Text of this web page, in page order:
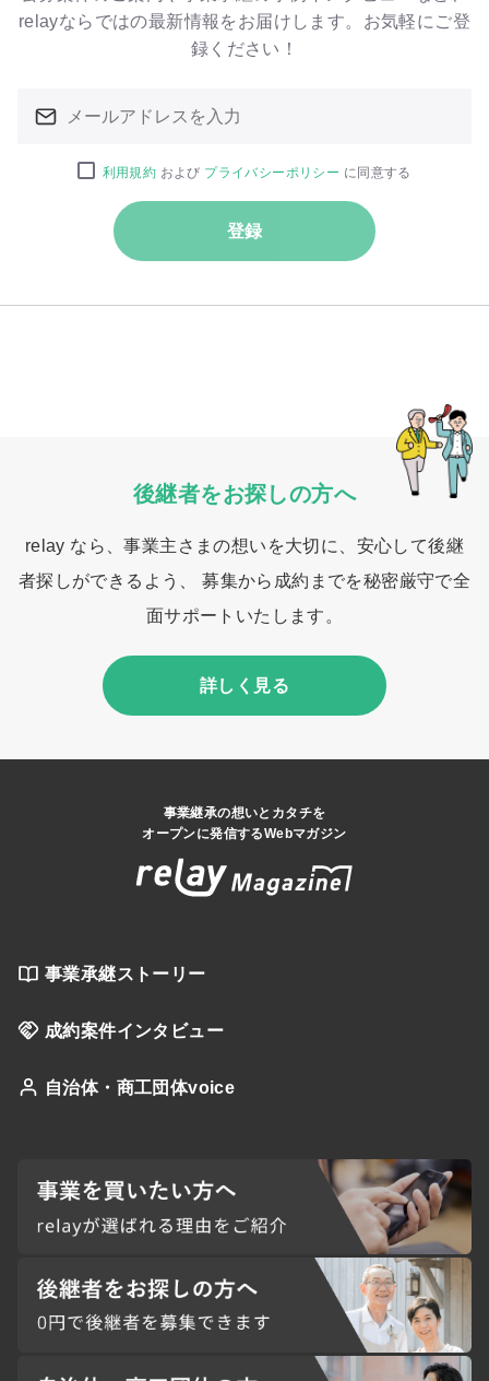
relayならではの最新情報をお届けします。お気軽にご登
録ください！
利用規約 および プライバシーポリシー に同意する
後継者をお探しの方へ
relay なら、事業主さまの想いを大切に、安心して後継
者探しができるよう、 募集から成約までを秘密厳守で全
面サポートいたします。
詳しく見る
事業継承の想いとカタチを
オープンに発信するWebマガジン
事業承継ストーリー
成約案件インタビュー
自治体・商工団体voice